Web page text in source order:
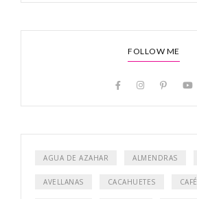
FOLLOW ME
AGUA DE AZAHAR ALMENDRAS
AVELLANAS CACAHUETES CAFÉ